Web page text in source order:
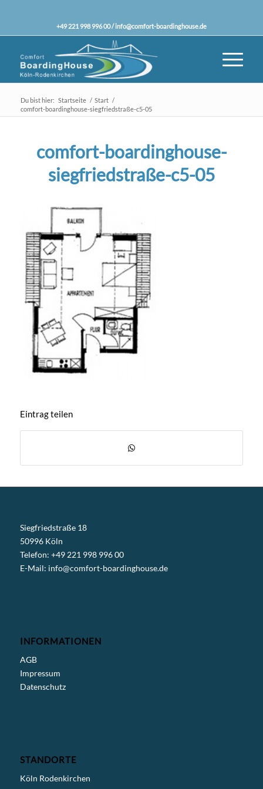
+49 221 998 996 00 /info@comfort-boardinghouse.de
Du bist hier: Startseite / Start /
comfort-boardinghouse-siegfriedstraße-c5-05
comfort-boardinghouse-
siegfriedstraße-c5-05
Eintrag teilen
Siegfriedstraße 18
50996 Köln
Telefon: +49 221 998 996 00
E-Mail: info@comfort-boardinghouse.de
INFORMATIONEN
AGB
Impressum
Datenschutz
STANDORTE
Köln Rodenkirchen